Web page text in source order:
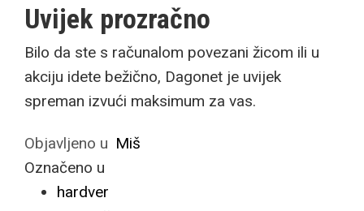
Uvijek prozračno
Bilo da ste s računalom povezani žicom ili u
akciju idete bežično, Dagonet je uvijek
spreman izvući maksimum za vas.
Objavljeno u Miš
Označeno u
hardver